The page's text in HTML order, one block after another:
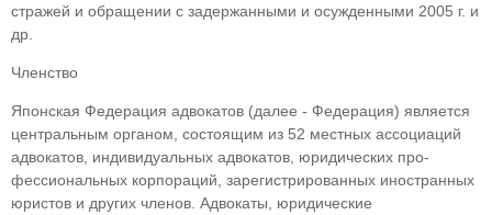
стражей и обращении с задержанными и осужденными 2005 г. и
др.
Членство
Японская Федерация адвокатов (далее - Фе­дерация) является
центральным органом, со­стоящим из 52 местных ассоциаций
адвокатов, индивидуальных адвокатов, юридических про­
фессиональных корпораций, зарегистриро­ванных иностранных
юристов и других членов. Адвокаты, юридические